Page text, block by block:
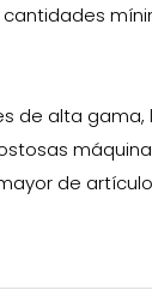
alta
de